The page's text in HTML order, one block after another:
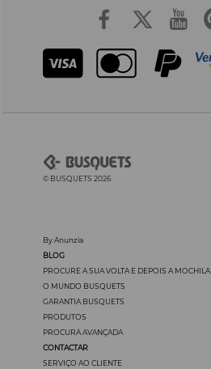
© BUSQUETS 2026
By Anunzia
BLOG
PROCURE A SUA VOLTA E DEPOIS A MOCHILA
O MUNDO BUSQUETS
GARANTIA BUSQUETS
PRODUTOS
PROCURA AVANÇADA
CONTACTAR
SERVIÇO AO CLIENTE